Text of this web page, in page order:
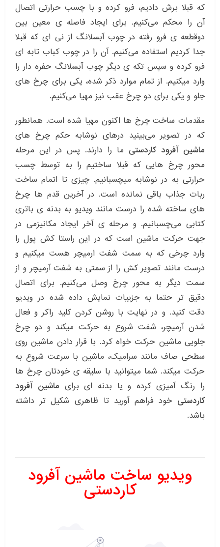
که قبلا برش دادیم، فرو کرده و با چسب حرارتی اتصال
آن را محکم می‌کنیم. برای ایجاد فاصله ی معین بین
دوقطعه ی فرو رفته در چوب آبسلانگ از نی ای که قبلا
جدا کردیم استفاده می‌کنیم. آن را در چوب کباب تابه ای
فرو کرده و سپس تکه ی دیگر چوب آبسلانگ حفره دار را
وارد میکنیم. از تمام موارد ذکر شده، یکی برای چرخ های
جلو و یکی برای دو چرخ عقب نیز مهیا می‌کنیم.
مقدمات ساخت چرخ ها اکنون مهیا شده است. همانطور
که در تصویر می‌بینید درهای نوشابه حکم چرخ های
ماشین آفرود کاردستی ما را دارند. پس در این مرحله
محور چرخ هایی که قبلا ساختیم را به توسط چسب
حرارتی به در نوشابه میچسبانیم. چیزی تا اتمام ساخت
ربات جذاب باقی نمانده است. در آخرین قدم ها چرخ
های ساخته شده را درست مانند ویدیو به بدنه ی باتری
کتابی می‌چسبانیم. و مرحله ی آخر ایجاد مکانیزمی در
جهت حرکت ماشین است که در این راستا کش پول را
وارد چرخی که به سمت شفت ارمیچر هست میکنیم و
درست مانند تصویر کش را از سمتی به شفت آرمیچر و از
سمت دیگر به محور چرخ وصل می‌کنیم. برای اتصال
دقیق تر حتما به جزییات نمایش داده شده در ویدیو
دقت کنید. و در نهایت با روشن کردن کلید راکر و فعال
شدن آرمیچر، شفت شروع به حرکت میکند و دو چرخ
جلویی ماشین حرکت خواه کرد. با قرار دادن ماشین روی
سطحی صاف مانند سرامیک، ماشین با سرعت شروع به
حرکت میکند. شما میتوانید با سلیقه ی خودتان چرخ ها
را رنگ آمیزی کرده و یا بدنه ای برای ماشین آفرود
کاردستی خود فراهم آورید تا ظاهری شکیل تر داشته
باشد.
ویدیو ساخت ماشین آفرود
کاردستی